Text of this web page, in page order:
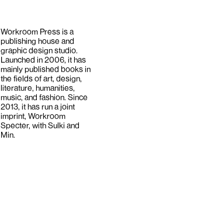
Workroom Press is a
publishing house and
graphic design studio.
Launched in 2006, it has
mainly published books in
the fields of art, design,
literature, humanities,
music, and fashion. Since
2013, it has run a joint
imprint, Workroom
Specter, with Sulki and
Min.